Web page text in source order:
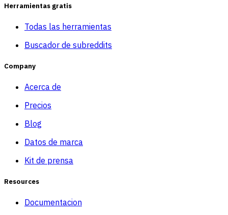
Herramientas gratis
Todas las herramientas
Buscador de subreddits
Company
Acerca de
Precios
Blog
Datos de marca
Kit de prensa
Resources
Documentacion